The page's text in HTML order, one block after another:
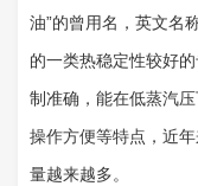
油”的曾用名，英文名
的一类热稳定性较好
制准确，能在低蒸汽
操作方便等特点，近
量越来越多。